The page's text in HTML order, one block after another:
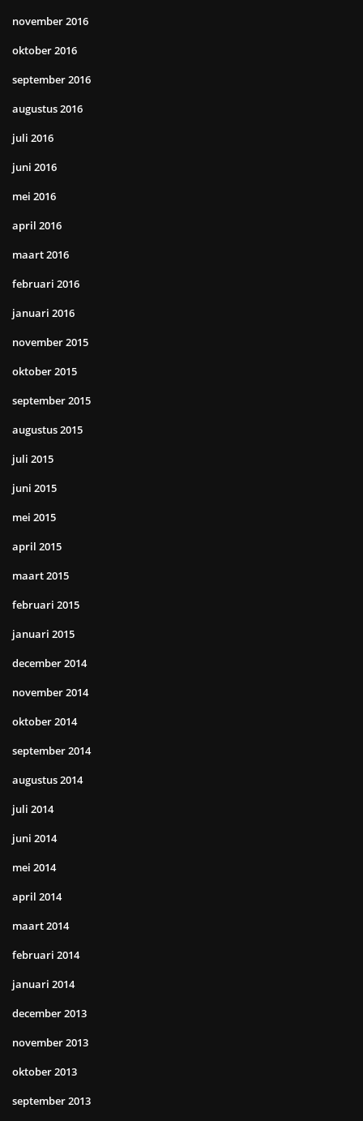
november 2016
oktober 2016
september 2016
augustus 2016
juli 2016
juni 2016
mei 2016
april 2016
maart 2016
februari 2016
januari 2016
november 2015
oktober 2015
september 2015
augustus 2015
juli 2015
juni 2015
mei 2015
april 2015
maart 2015
februari 2015
januari 2015
december 2014
november 2014
oktober 2014
september 2014
augustus 2014
juli 2014
juni 2014
mei 2014
april 2014
maart 2014
februari 2014
januari 2014
december 2013
november 2013
oktober 2013
september 2013